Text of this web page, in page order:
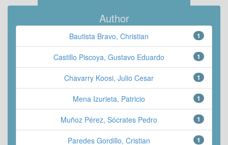
Author
1
Bautista Bravo, Christian
1
Castillo Piscoya, Gustavo Eduardo
1
Chavarry Koosi, Julio Cesar
1
Mena Izurieta, Patricio
1
Muñoz Pérez, Sócrates Pedro
1
Paredes Gordillo, Cristian